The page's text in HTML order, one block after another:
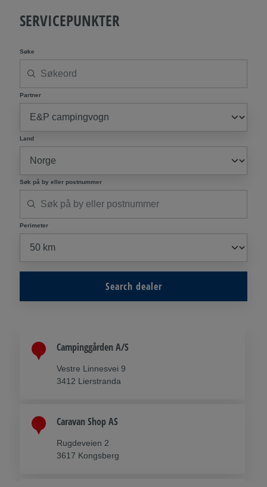
SERVICEPUNKTER
Søke
Partner
Land
Søk på by eller postnummer
Perimeter
Search dealer
Campinggården A/S
Vestre Linnesvei 9
3412 Lierstranda
Caravan Shop AS
Rugdeveien 2
3617 Kongsberg